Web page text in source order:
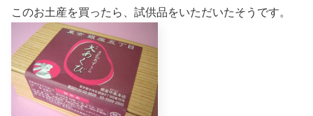
このお土産を買ったら、試供品をいただいたそうです。